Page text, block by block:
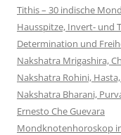
Tithis – 30 indische
Hausspitze, Invert- und
Determination und
Nakshatra Mrigashira,
Nakshatra Rohini,
Nakshatra Bharani,
Ernesto Che Guevara
Mondknotenhoroskop